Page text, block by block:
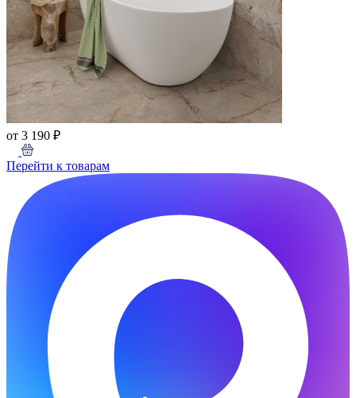
от 3 190 ₽
Перейти к товарам